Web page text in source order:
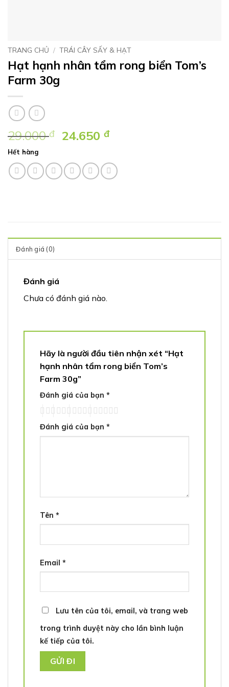
TRANG CHỦ / TRÁI CÂY SẤY & HẠT
Hạt hạnh nhân tẩm rong biển Tom’s
Farm 30g
29.000đ
Giá
là:
29.000 ₫.
24.650đGiá
tại
là:
24.650 ₫.
Hết hàng
Đánh giá (0)
Đánh giá
Chưa có đánh giá nào.
Hãy là người đầu tiên nhận xét “Hạt
hạnh nhân tẩm rong biển Tom’s
Farm 30g”
Đánh giá của bạn *
Đánh giá của bạn *
Tên *
Email *
Lưu tên của tôi, email, và trang web
trong trình duyệt này cho lần bình luận
kế tiếp của tôi.